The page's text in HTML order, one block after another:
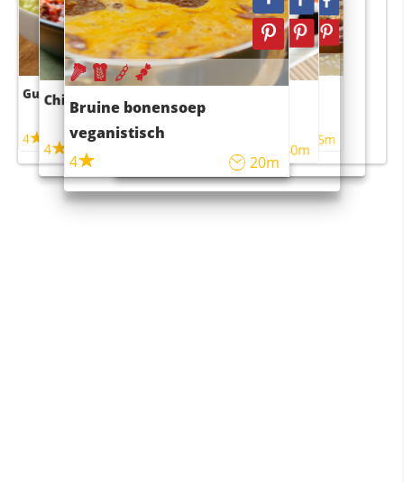
Guacamole
4
Chili con carne
4 45m
Bruine bonensoep
veganistisch
4
20m
Sushi rijstsalade
maaltijdsalade
40m
4 55m